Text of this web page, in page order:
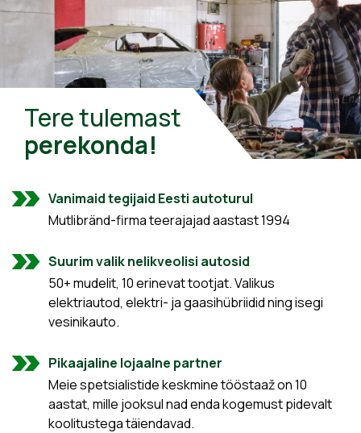
Tere tulemast
perekonda!
Vanimaid tegijaid Eesti autoturul
Mutlibränd-firma teerajajad aastast 1994
Suurim valik nelikveolisi autosid
50+ mudelit, 10 erinevat tootjat. Valikus
elektriautod, elektri- ja gaasihübriidid ning isegi
vesinikauto.
Pikaajaline lojaalne partner
Meie spetsialistide keskmine tööstaaž on 10
aastat, mille jooksul nad enda kogemust pidevalt
koolitustega täiendavad.